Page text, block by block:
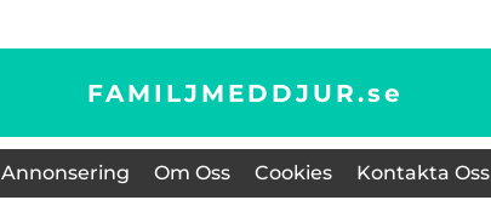
FAMILJMEDDJUR.se
Annonsering Om Oss Cookies Kontakta Oss